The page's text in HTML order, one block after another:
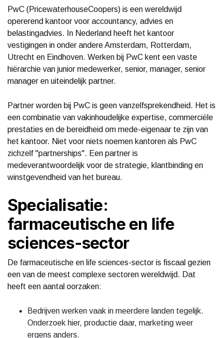
PwC (PricewaterhouseCoopers) is een wereldwijd
opererend kantoor voor accountancy, advies en
belastingadvies. In Nederland heeft het kantoor
vestigingen in onder andere Amsterdam, Rotterdam,
Utrecht en Eindhoven. Werken bij PwC kent een vaste
hiërarchie van junior medewerker, senior, manager, senior
manager en uiteindelijk partner.
Partner worden bij PwC is geen vanzelfsprekendheid. Het is
een combinatie van vakinhoudelijke expertise, commerciële
prestaties en de bereidheid om mede-eigenaar te zijn van
het kantoor. Niet voor niets noemen kantoren als PwC
zichzelf "partnerships". Een partner is
medeverantwoordelijk voor de strategie, klantbinding en
winstgevendheid van het bureau.
Specialisatie:
farmaceutische en life
sciences-sector
De farmaceutische en life sciences-sector is fiscaal gezien
een van de meest complexe sectoren wereldwijd. Dat
heeft een aantal oorzaken:
Bedrijven werken vaak in meerdere landen tegelijk.
Onderzoek hier, productie daar, marketing weer
ergens anders.